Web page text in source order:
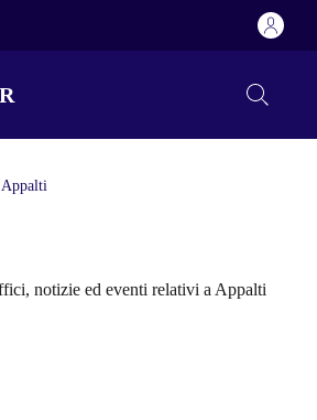
Appalti
notizie ed eventi relativi a Appalti